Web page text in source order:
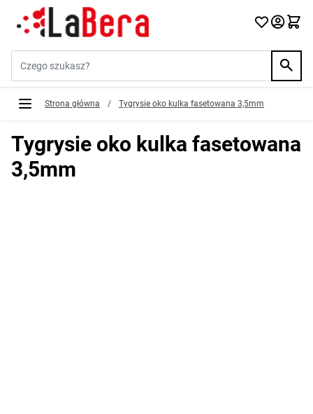
Przejdź do treści
Strona główna / Tygrysie oko kulka fasetowana 3,5mm
Tygrysie oko kulka fasetowana
3,5mm